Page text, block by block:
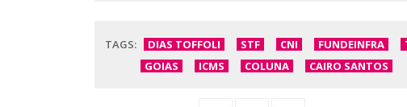
TAGS: DIAS TOFFOLI STF CNI FUNDEINFRA
GOIAS
ICMS COLUNA CAIRO SANTOS